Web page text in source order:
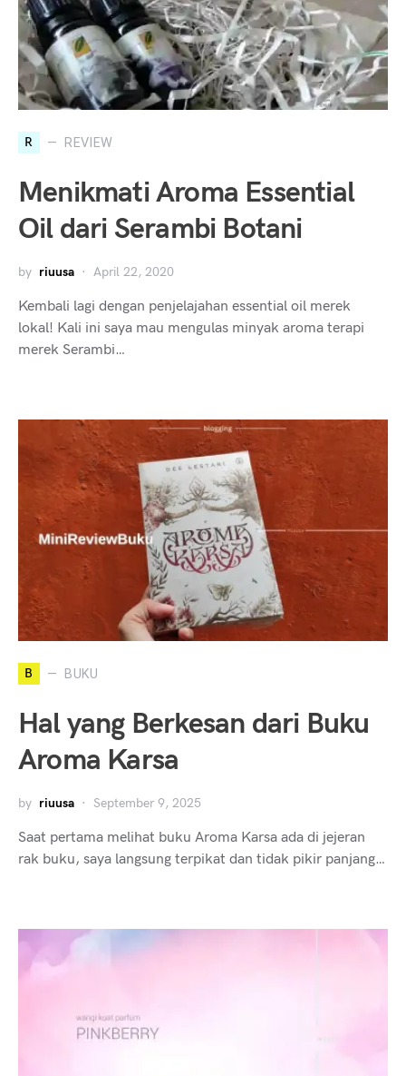
R REVIEW
Menikmati Aroma Essential
Oil dari Serambi Botani
by riuusa April 22, 2020
Kembali lagi dengan penjelajahan essential oil merek
lokal! Kali ini saya mau mengulas minyak aroma terapi
merek Serambi…
B BUKU
Hal yang Berkesan dari Buku
Aroma Karsa
by riuusa September 9, 2025
Saat pertama melihat buku Aroma Karsa ada di jejeran
rak buku, saya langsung terpikat dan tidak pikir panjang…